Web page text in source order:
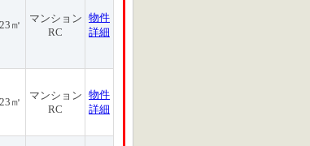
㎡
マンション
RC
物件
詳細
㎡
マンション
RC
物件
詳細